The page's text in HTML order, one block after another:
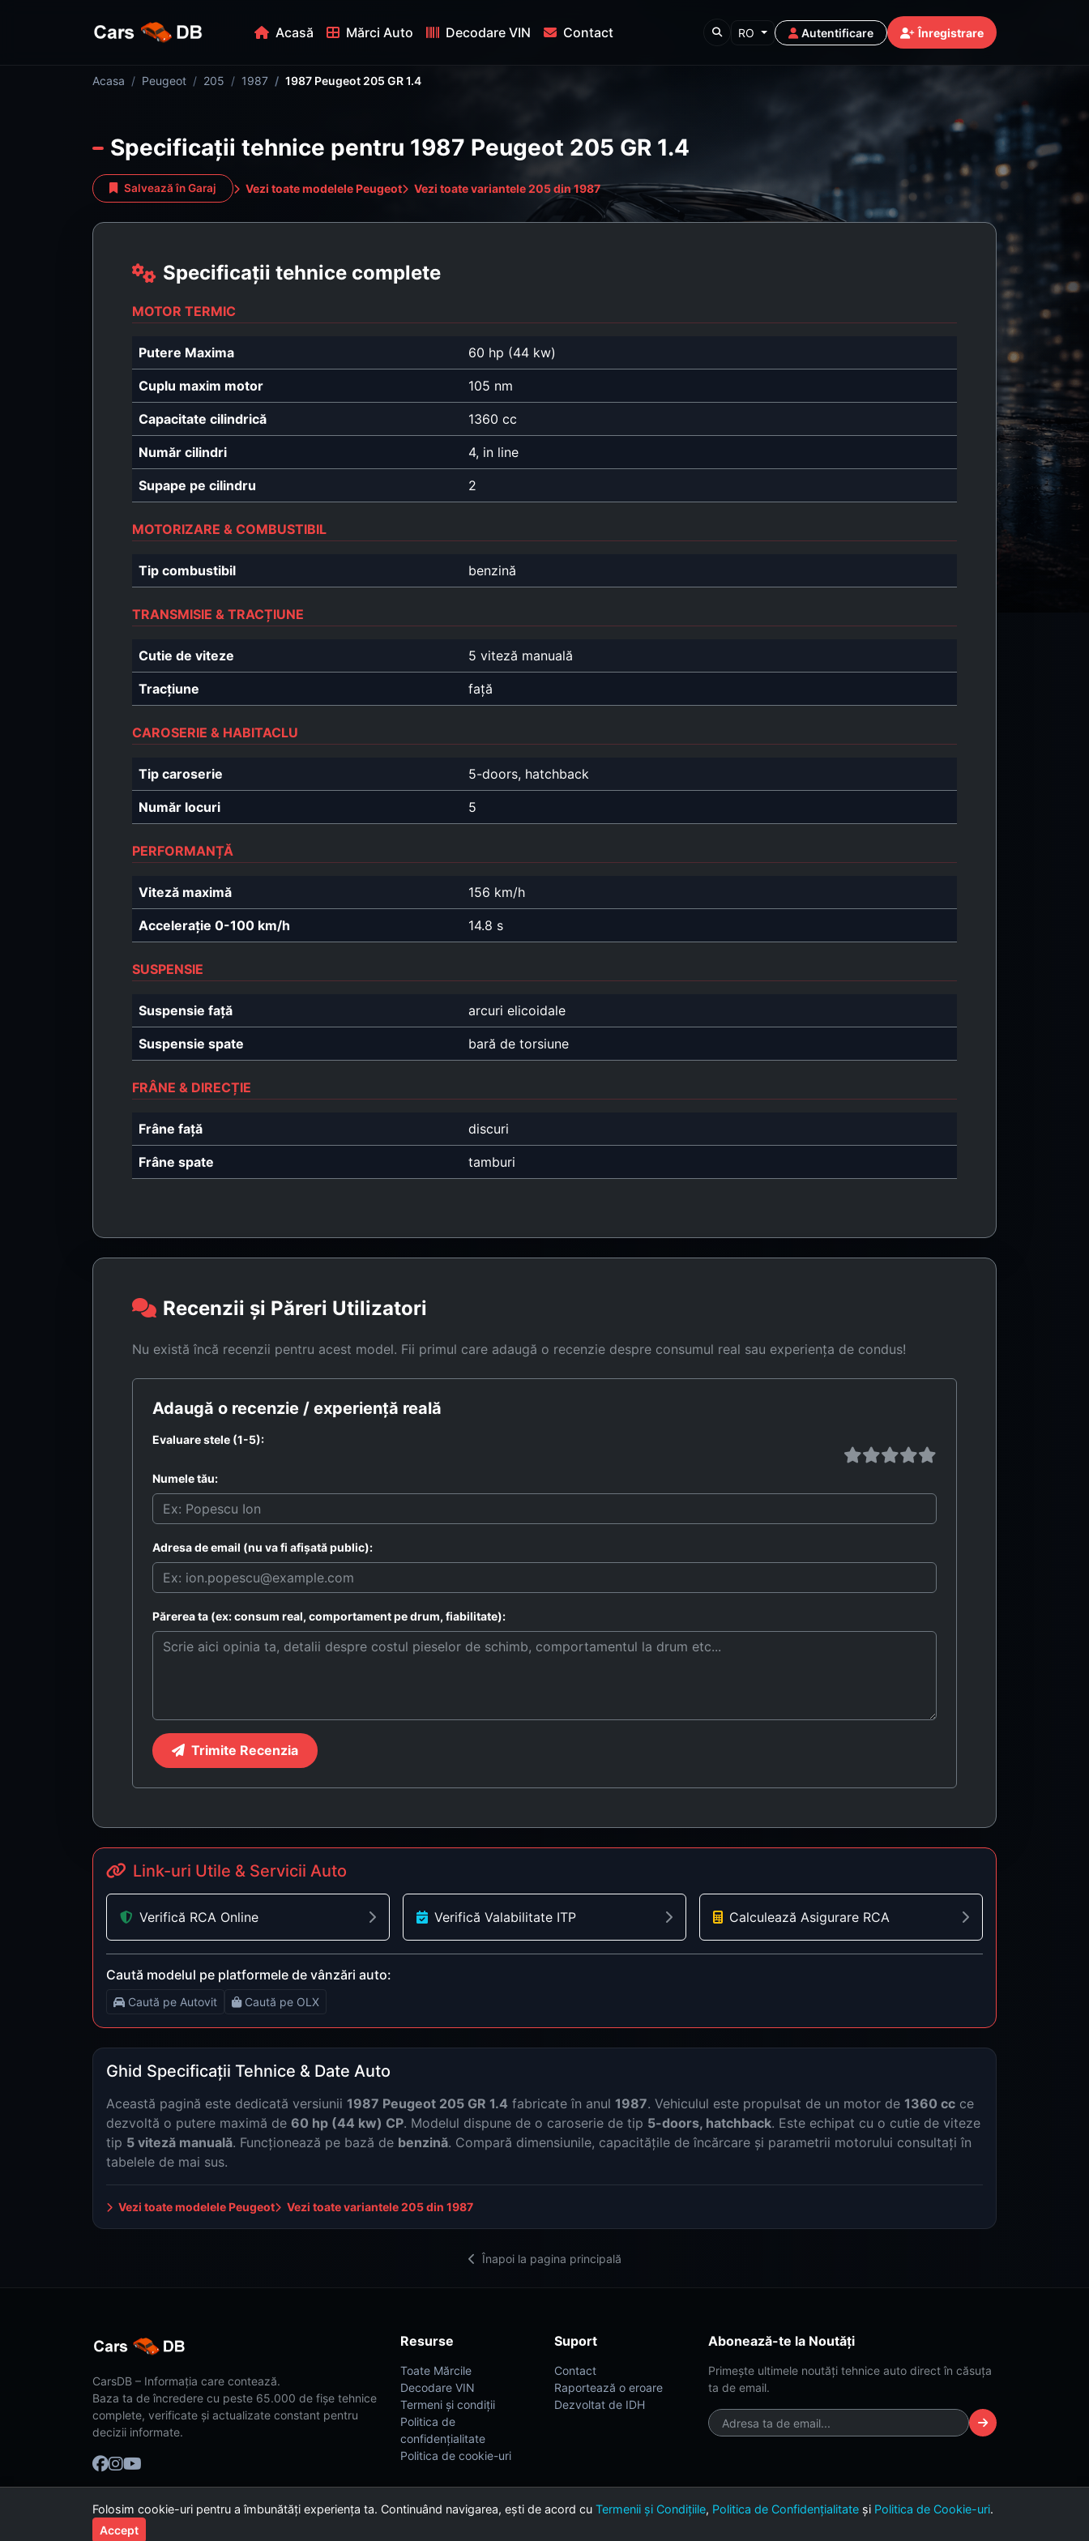
Acasă Mărci Auto Decodare VIN Contact RO Autentificare Înregistrare
Acasa Peugeot 205 1987 1987 Peugeot 205 GR 1.4
Specificații tehnice pentru 1987 Peugeot 205 GR 1.4
Salvează în Garaj Vezi toate modelele Peugeot Vezi toate variantele 205 din 1987
Specificații tehnice complete
MOTOR TERMIC
Putere Maxima 60 hp (44 kw)
Cuplu maxim motor 105 nm
Capacitate cilindrică 1360 cc
Număr cilindri 4, in line
Supape pe cilindru 2
MOTORIZARE & COMBUSTIBIL
Tip combustibil benzină
TRANSMISIE & TRACȚIUNE
Cutie de viteze 5 viteză manuală
Tracțiune față
CAROSERIE & HABITACLU
Tip caroserie 5-doors, hatchback
Număr locuri 5
PERFORMANȚĂ
Viteză maximă 156 km/h
Accelerație 0-100 km/h 14.8 s
SUSPENSIE
Suspensie față arcuri elicoidale
Suspensie spate bară de torsiune
FRÂNE & DIRECȚIE
Frâne față discuri
Frâne spate tamburi
Recenzii și Păreri Utilizatori
Nu există încă recenzii pentru acest model. Fii primul care adaugă o recenzie despre consumul real sau experiența de condus!
Adaugă o recenzie / experiență reală
Evaluare stele (1-5):
Numele tău:
Adresa de email (nu va fi afișată public):
Părerea ta (ex: consum real, comportament pe drum, fiabilitate):
Trimite Recenzia
Link-uri Utile & Servicii Auto
Verifică RCA Online Verifică Valabilitate ITP Calculează Asigurare RCA
Caută modelul pe platformele de vânzări auto:
Caută pe Autovit Caută pe OLX
Ghid Specificații Tehnice & Date Auto
Această pagină este dedicată versiunii 1987 Peugeot 205 GR 1.4 fabricate în anul 1987. Vehiculul este propulsat de un motor de 1360 cc ce
dezvoltă o putere maximă de 60 hp (44 kw) CP. Modelul dispune de o caroserie de tip 5-doors, hatchback. Este echipat cu o cutie de viteze
tip 5 viteză manuală. Funcționează pe bază de benzină. Compară dimensiunile, capacitățile de încărcare și parametrii motorului consultați în
tabelele de mai sus.
Vezi toate modelele Peugeot Vezi toate variantele 205 din 1987
Înapoi la pagina principală
CarsDB – Informația care contează.
Baza ta de încredere cu peste 65.000 de fișe tehnice
complete, verificate și actualizate constant pentru
decizii informate.
Resurse
Toate Mărcile
Decodare VIN
Termeni și condiții
Politica de
confidențialitate
Politica de cookie-uri
Suport
Contact
Raportează o eroare
Dezvoltat de IDH
Abonează-te la Noutăți
Primește ultimele noutăți tehnice auto direct în căsuța
ta de email.
© 2026 CarsDB. Toate drepturile rezervate. Made with ❤️ for car enthusiasts. Versiunea 2.4 (Build Dark-Lime)
Folosim cookie-uri pentru a îmbunătăți experiența ta. Continuând navigarea, ești de acord cu Termenii și Condițiile, Politica de Confidențialitate și Politica de Cookie-uri.
Accept